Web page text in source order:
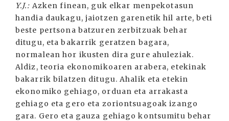
Y.J.: Azken finean, guk elkar menpekotasun
handia daukagu, jaiotzen garenetik hil arte, beti
beste pertsona batzuren zerbitzuak behar
ditugu, eta bakarrik geratzen bagara,
normalean hor ikusten dira gure ahuleziak.
Aldiz, teoria ekonomikoaren arabera, etekinak
bakarrik bilatzen ditugu. Ahalik eta etekin
ekonomiko gehiago, orduan eta arrakasta
gehiago eta gero eta zoriontsuagoak izango
gara. Gero eta gauza gehiago kontsumitu behar